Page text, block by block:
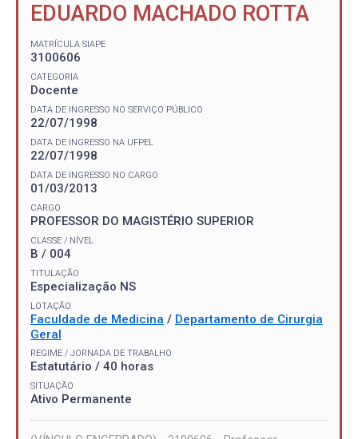
EDUARDO MACHADO ROTTA
MATRÍCULA SIAPE
3100606
CATEGORIA
Docente
DATA DE INGRESSO NO SERVIÇO PÚBLICO
22/07/1998
DATA DE INGRESSO NA UFPEL
22/07/1998
DATA DE INGRESSO NO CARGO
01/03/2013
CARGO
PROFESSOR DO MAGISTÉRIO SUPERIOR
CLASSE / NÍVEL
B / 004
TITULAÇÃO
Especialização NS
LOTAÇÃO
Faculdade de Medicina / Departamento de Cirurgia
Geral
REGIME / JORNADA DE TRABALHO
Estatutário / 40 horas
SITUAÇÃO
Ativo Permanente